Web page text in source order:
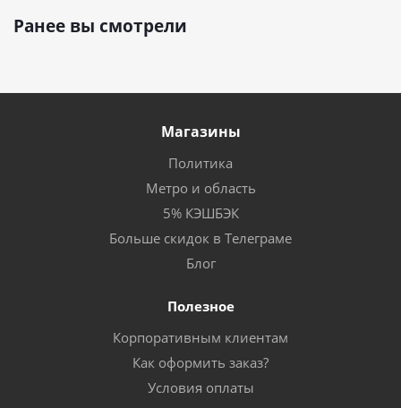
Ранее вы смотрели
Магазины
Политика
Метро и область
5% КЭШБЭК
Больше скидок в Телеграме
Блог
Полезное
Корпоративным клиентам
Как оформить заказ?
Условия оплаты